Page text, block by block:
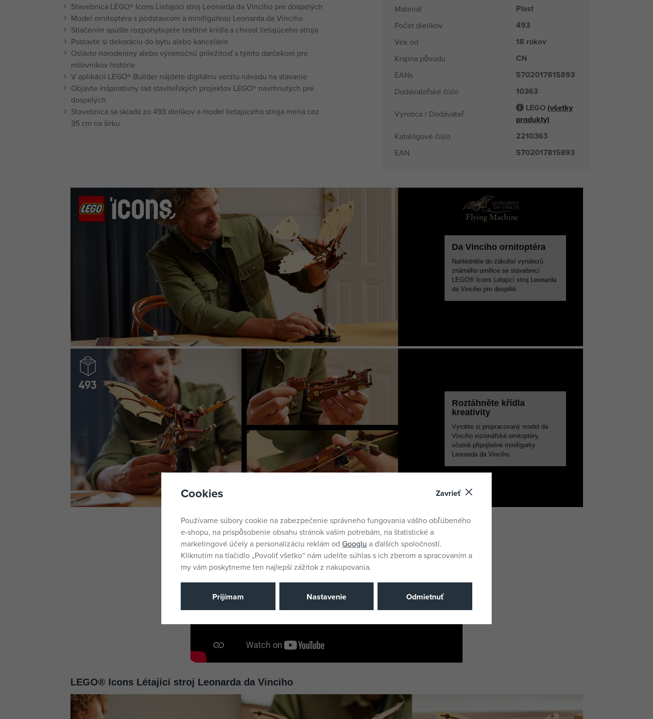
Stavebnica LEGO® Icons Lietajúci stroj Leonarda da Vinciho pre dospelých
Model ornitoptéra s podstavcom a minifigúrkou Leonarda da Vinciho
Stlačením spúšte rozpohybujete textilné krídla a chvost lietajúceho stroja
Postavte si dekoráciu do bytu alebo kancelárie
Oslávte narodeniny alebo výnimočnú príležitosť s týmto darčekom pre
milovníkov histórie
V aplikácii LEGO® Builder nájdete digitálnu verziu návodu na stavanie
Objavte inšpiratívny rad staviteľských projektov LEGO® navrhnutých pre
dospelých
Stavebnica sa skladá zo 493 dielikov a model lietajúceho stroja meria cez
35 cm na šírku
Materiál Plast
Počet dielikov 493
Vek od 18 rokov
Krajina pôvodu CN
EANs 5702017815893
Dodávateľské číslo 10363
Výrobca / Dodávateľ
LEGO(všetky
produkty)
Katalógové číslo 2210363
EAN 5702017815893
Da Vinciho ornitoptéra
Nahlédněte do zákulisí vynálezů
známého umělce se stavebnicí
LEGO® Icons Létající stroj Leonarda
da Vinciho pro dospělé.
Roztáhněte křídla
kreativity
Vyrobte si propracovaný model da
Vinciho vizionářské ornitoptéry,
včetně připojitelné minifigurky
Leonarda da Vinciho.
LEGO® Icons Létající stroj Leonarda da Vinciho
Cookies Zavrieť
Používame súbory cookie na zabezpečenie správneho fungovania vášho obľúbeného
e-shopu, na prispôsobenie obsahu stránok vašim potrebám, na štatistické a
marketingové účely a personalizáciu reklám od Googlu a ďalších spoločností.
Kliknutím na tlačidlo „Povoliť všetko“ nám udelíte súhlas s ich zberom a spracovaním a
my vám poskytneme ten najlepší zážitok z nakupovania.
Prijímam Nastavenie Odmietnuť